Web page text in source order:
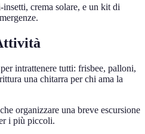
crema solare, e un kit di
intrattenere tutti: frisbee, palloni,
una chitarra per chi ama la
organizzare una breve escursione
i più piccoli.